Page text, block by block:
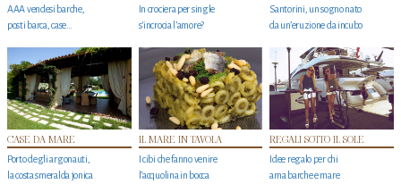
AAA vendesi barche,
posti barca, case…
In crociera per single
s'incrocia l’amore?
Santorini, un sogno nato
da un’eruzione da incubo
CASE DA MARE
Porto degli argonauti,
la costa smeralda jonica
IL MARE IN TAVOLA
I cibi che fanno venire
l’acquolina in bocca
REGALI SOTTO IL SOLE
Idee regalo per chi
ama barche e mare